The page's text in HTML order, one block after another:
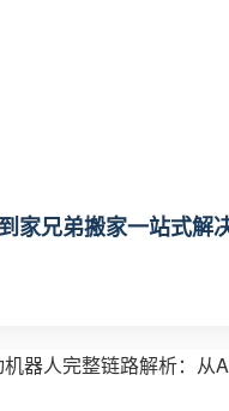
家兄弟搬家一站式解